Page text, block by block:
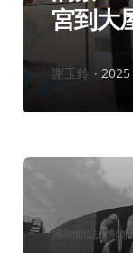
宮到大
作
謝玉鈴
分
類：
博物館誌 博物